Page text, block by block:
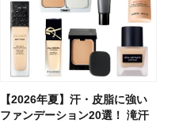
【2026年夏】汗・皮脂に強い
ファンデーション20選！ 滝汗
【クリスマスコフレ2026】ク
リニークのホリデーコフレを一
【2026年夏】汗・皮脂に強い
ファンデーション20選！ 滝汗
【デパコスのネイルオイル10
選】プレゼントにおすすめ！ケ
【40代以上の髪悩み おすすめ
アイテム15選】“白髪・薄毛・
【最新】髪のうねり・広がり・
くせ毛におすすめのシャンプー
【2026年8月の一粒万倍日】お
すすめの開運コスメ＆美容アイ
LUNASOLアイカラーレーショ
ンN EX17Evening Muse …